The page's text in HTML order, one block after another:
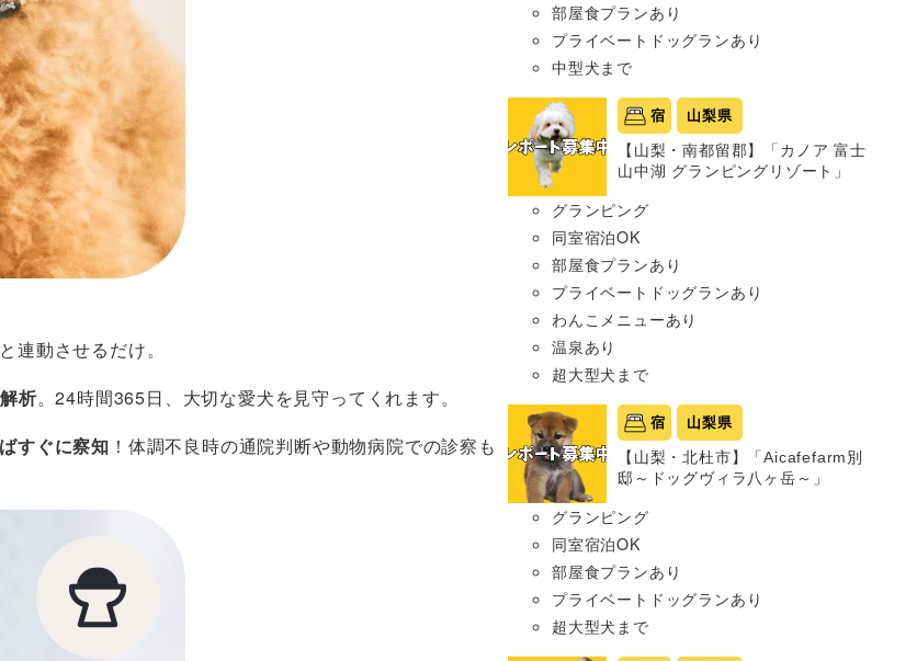
連動させるだけ。
析。24時間365日、大切な愛犬を見守ってくれます。
すぐに察知 ！体調不良時の通院判断や動物病院での診察も
部屋食プランあり
プライベートドッグランあり
中型犬まで
宿 山梨県
【山梨・南都留郡】「カノア 富士
山中湖 グランピングリゾート」
グランピング
同室宿泊OK
部屋食プランあり
プライベートドッグランあり
わんこメニューあり
温泉あり
超大型犬まで
宿 山梨県
【山梨・北杜市】「Aicafefarm別
邸～ドッグヴィラ八ヶ岳～」
グランピング
同室宿泊OK
部屋食プランあり
プライベートドッグランあり
超大型犬まで